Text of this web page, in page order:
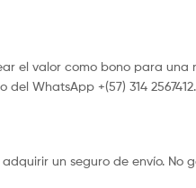
el valor como bono para una
WhatsApp +(57) 314 2567412.
un seguro de envío. No